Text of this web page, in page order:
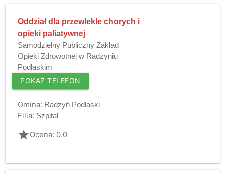
Oddział dla przewlekle chorych i
opieki paliatywnej
Samodzielny Publiczny Zakład
Opieki Zdrowotnej w Radzyniu
Podlaskim
POKAŻ TELEFON
Gmina: Radzyń Podlaski
Filia: Szpital
gradeOcena: 0.0